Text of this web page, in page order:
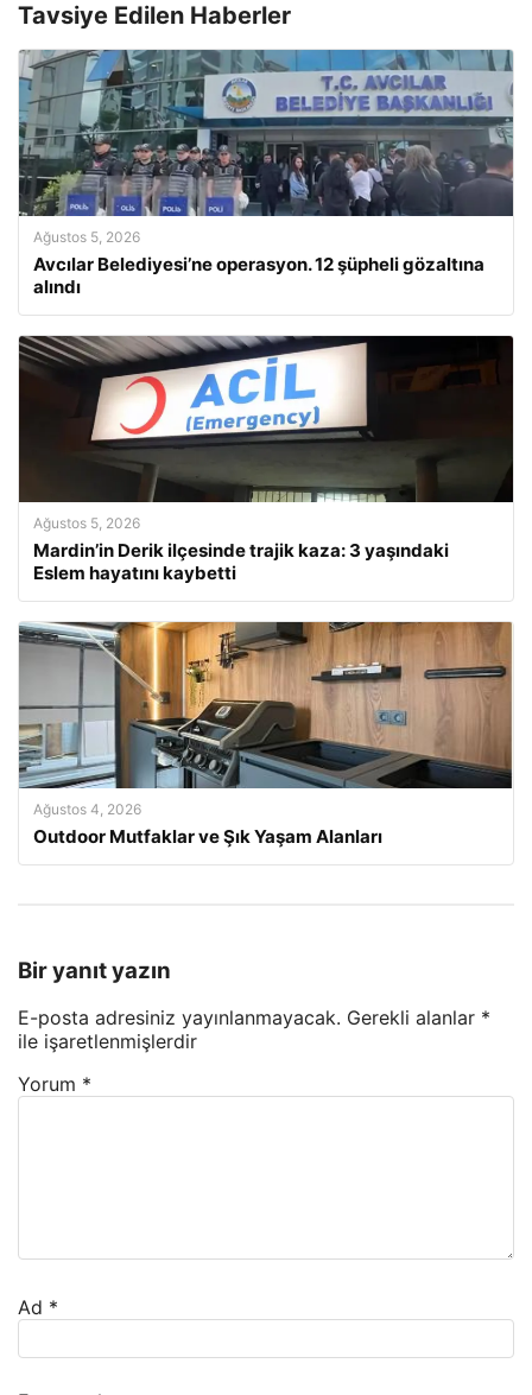
Tavsiye Edilen Haberler
Ağustos 5, 2026
Avcılar Belediyesi’ne operasyon. 12 şüpheli gözaltına
alındı
Ağustos 5, 2026
Mardin’in Derik ilçesinde trajik kaza: 3 yaşındaki
Eslem hayatını kaybetti
Ağustos 4, 2026
Outdoor Mutfaklar ve Şık Yaşam Alanları
Bir yanıt yazın
E-posta adresiniz yayınlanmayacak. Gerekli alanlar *
ile işaretlenmişlerdir
Yorum *
Ad *